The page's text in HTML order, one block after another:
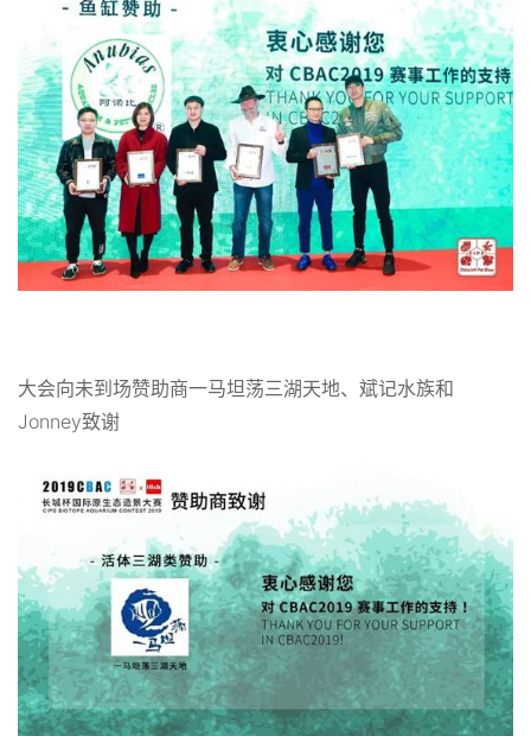
大会向未到场赞助商一马坦荡三湖天地、斌记水族和
Jonney致谢